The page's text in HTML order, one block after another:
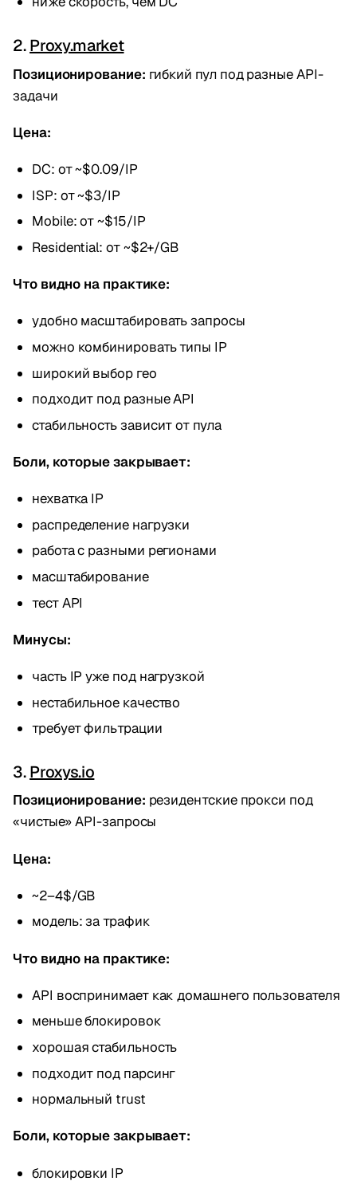
2.Proxy.market
Позиционирование: гибкий пул под разные API-
задачи
Цена:
DC: от ~$0.09/IP
ISP: от ~$3/IP
Mobile: от ~$15/IP
Residential: от ~$2+/GB
Что видно на практике:
удобно масштабировать запросы
можно комбинировать типы IP
широкий выбор гео
подходит под разные API
стабильность зависит от пула
Боли, которые закрывает:
нехватка IP
распределение нагрузки
работа с разными регионами
масштабирование
тест API
Минусы:
часть IP уже под нагрузкой
нестабильное качество
требует фильтрации
3.Proxys.io
Позиционирование: резидентские прокси под
«чистые» API-запросы
Цена:
~2–4$/GB
модель: за трафик
Что видно на практике:
API воспринимает как домашнего пользователя
меньше блокировок
хорошая стабильность
подходит под парсинг
нормальный trust
Боли, которые закрывает:
блокировки IP